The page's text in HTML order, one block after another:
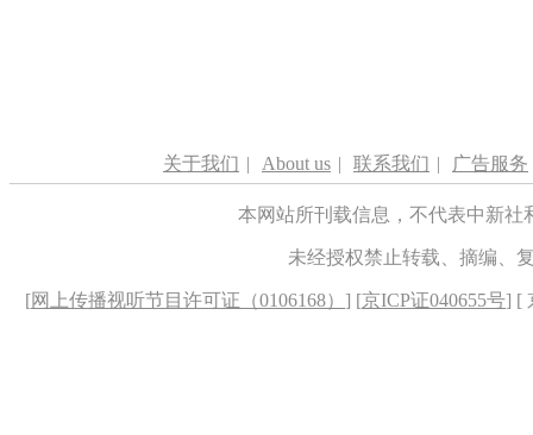
关于我们 | About us | 联系我们 | 广告服务
本网站所刊载信息，不代表中新
未经授权禁止转载、摘编、
[网上传播视听节目许可证（0106168） ] [京ICP证040655号] [